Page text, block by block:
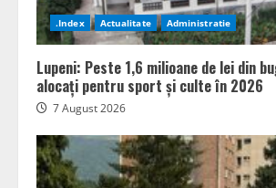
.Index Actualitate Administratie
Lupeni: Peste 1,6 milioane de lei din
alocați pentru sport și culte în 2026
7 August 2026